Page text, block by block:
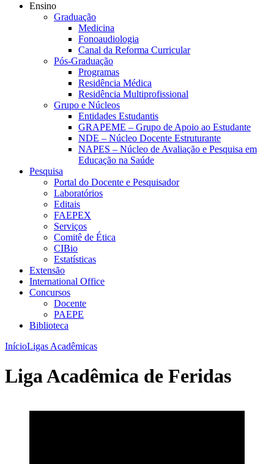
Ensino
Graduação
Medicina
Fonoaudiologia
Canal da Reforma Curricular
Pós-Graduação
Programas
Residência Médica
Residência Multiprofissional
Grupo e Núcleos
Entidades Estudantis
GRAPEME – Grupo de Apoio ao Estudante
NDE – Núcleo Docente Estruturante
NAPES – Núcleo de Avaliação e Pesquisa em
Educação na Saúde
Pesquisa
Portal do Docente e Pesquisador
Laboratórios
Editais
FAEPEX
Serviços
Comitê de Ética
CIBio
Estatísticas
Extensão
International Office
Concursos
Docente
PAEPE
Biblioteca
InícioLigas Acadêmicas
Liga Acadêmica de Feridas